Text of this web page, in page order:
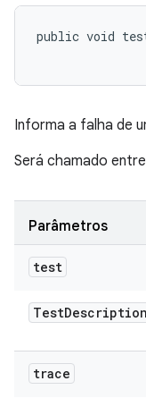
public void
Informa a falha de
Será chamado
Parâmetros
test
TestDescription
trace